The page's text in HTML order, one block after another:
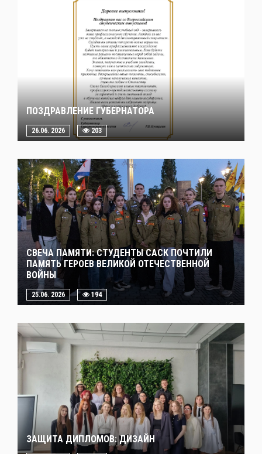
ПОЗДРАВЛЕНИЕ ГУБЕРНАТОРА
26.06. 2026 203
СВЕЧА ПАМЯТИ: СТУДЕНТЫ САСК ПОЧТИЛИ
ПАМЯТЬ ГЕРОЕВ ВЕЛИКОЙ ОТЕЧЕСТВЕННОЙ
ВОЙНЫ
25.06. 2026 194
ЗАЩИТА ДИПЛОМОВ: ДИЗАЙН